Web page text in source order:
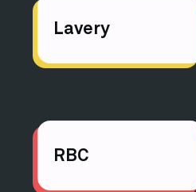
Lavery
RBC